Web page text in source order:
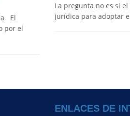
El
por el
La pregunta no es si
jurídica para adoptar
ENLACES DE